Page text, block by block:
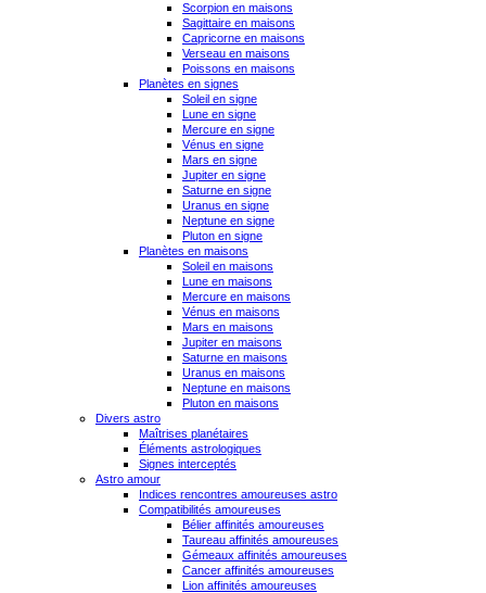
Scorpion en maisons
Sagittaire en maisons
Capricorne en maisons
Verseau en maisons
Poissons en maisons
Planètes en signes
Soleil en signe
Lune en signe
Mercure en signe
Vénus en signe
Mars en signe
Jupiter en signe
Saturne en signe
Uranus en signe
Neptune en signe
Pluton en signe
Planètes en maisons
Soleil en maisons
Lune en maisons
Mercure en maisons
Vénus en maisons
Mars en maisons
Jupiter en maisons
Saturne en maisons
Uranus en maisons
Neptune en maisons
Pluton en maisons
Divers astro
Maîtrises planétaires
Éléments astrologiques
Signes interceptés
Astro amour
Indices rencontres amoureuses astro
Compatibilités amoureuses
Bélier affinités amoureuses
Taureau affinités amoureuses
Gémeaux affinités amoureuses
Cancer affinités amoureuses
Lion affinités amoureuses